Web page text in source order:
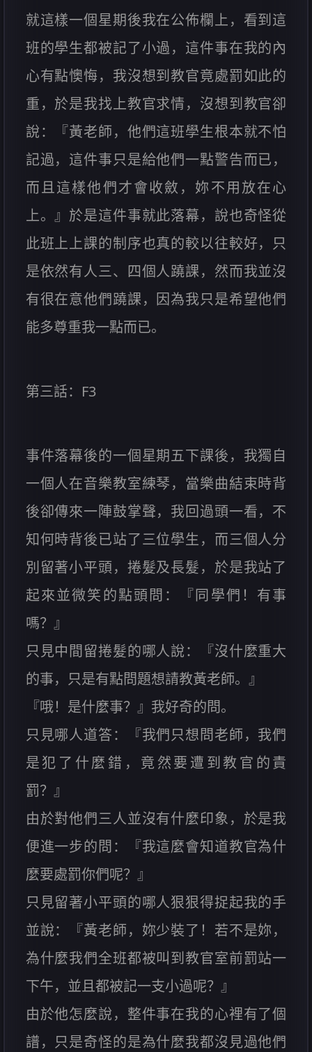
就這樣一個星期後我在公佈欄上，看到這
班的學生都被記了小過，這件事在我的內
心有點懊悔，我沒想到教官竟處罰如此的
重，於是我找上教官求情，沒想到教官卻
說：『黃老師，他們這班學生根本就不怕
記過，這件事只是給他們一點警告而已，
而且這樣他們才會收斂，妳不用放在心
上。』於是這件事就此落幕，說也奇怪從
此班上上課的制序也真的較以往較好，只
是依然有人三、四個人蹺課，然而我並沒
有很在意他們蹺課，因為我只是希望他們
能多尊重我一點而已。
第三話：F3
事件落幕後的一個星期五下課後，我獨自
一個人在音樂教室練琴，當樂曲結束時背
後卻傳來一陣鼓掌聲，我回過頭一看，不
知何時背後已站了三位學生，而三個人分
別留著小平頭，捲髮及長髮，於是我站了
起來並微笑的點頭問：『同學們！有事
嗎？』
只見中間留捲髮的哪人說：『沒什麼重大
的事，只是有點問題想請教黃老師。』
『哦！是什麼事？』我好奇的問。
只見哪人道答：『我們只想問老師，我們
是犯了什麼錯，竟然要遭到教官的責
罰？』
由於對他們三人並沒有什麼印象，於是我
便進一步的問：『我這麼會知道教官為什
麼要處罰你們呢？』
只見留著小平頭的哪人狠狠得捉起我的手
並說：『黃老師，妳少裝了！若不是妳，
為什麼我們全班都被叫到教官室前罰站一
下午，並且都被記一支小過呢？』
由於他怎麼說，整件事在我的心裡有了個
譜，只是奇怪的是為什麼我都沒見過他們